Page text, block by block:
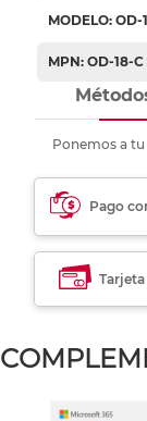
MODELO: OD-
MPN: OD-18-C
Ponemos a
Pago